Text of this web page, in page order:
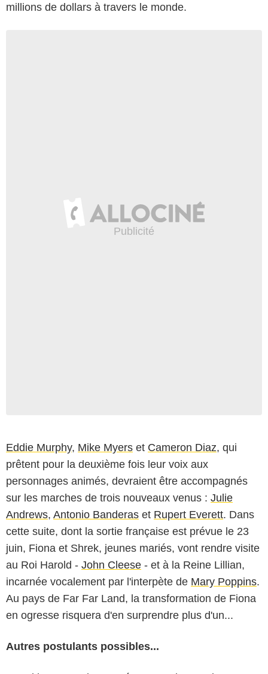
millions de dollars à travers le monde.
Eddie Murphy, Mike Myers et Cameron Diaz, qui
prêtent pour la deuxième fois leur voix aux
personnages animés, devraient être accompagnés
sur les marches de trois nouveaux venus : Julie
Andrews, Antonio Banderas et Rupert Everett. Dans
cette suite, dont la sortie française est prévue le 23
juin, Fiona et Shrek, jeunes mariés, vont rendre visite
au Roi Harold - John Cleese - et à la Reine Lillian,
incarnée vocalement par l'interpète de Mary Poppins.
Au pays de Far Far Land, la transformation de Fiona
en ogresse risquera d'en surprendre plus d'un...
Autres postulants possibles...